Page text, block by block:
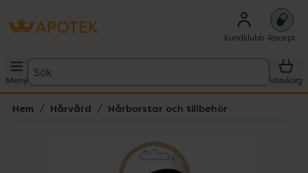
Kundklubb Recept
Meny
Sök
Varukorg
Hem Hårvård Hårborstar och tillbehör
Lista: . Innehåller 1 objekt.